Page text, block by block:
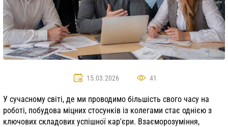
15.03.2026 41
У сучасному світі, де ми проводимо більшість свого часу на
роботі, побудова міцних стосунків із колегами стає однією з
ключових складових успішної кар'єри. Взаєморозуміння,